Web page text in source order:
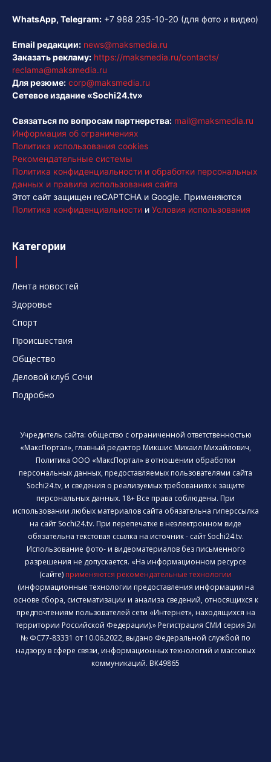
WhatsApp, Telegram: +7 988 235-10-20 (для фото и видео)
Email редакции: news@maksmedia.ru
Заказать рекламу: https://maksmedia.ru/contacts/
reclama@maksmedia.ru
Для резюме: corp@maksmedia.ru
Сетевое издание «Sochi24.tv»
Связаться по вопросам партнерства: mail@maksmedia.ru
Информация об ограничениях
Политика использования cookies
Рекомендательные системы
Политика конфиденциальности и обработки персональных
данных и правила использования сайта
Этот сайт защищен reCAPTCHA и Google. Применяются
Политика конфиденциальности и Условия использования
Категории
Лента новостей
Здоровье
Спорт
Происшествия
Общество
Деловой клуб Сочи
Подробно
Учредитель сайта: общество с ограниченной ответственностью
«МаксПортал», главный редактор Микшис Михаил Михайлович,
Политика ООО «МаксПортал» в отношении обработки
персональных данных, предоставляемых пользователями сайта
Sochi24.tv, и сведения о реализуемых требованиях к защите
персональных данных. 18+ Все права соблюдены. При
использовании любых материалов сайта обязательна гиперссылка
на сайт Sochi24.tv. При перепечатке в неэлектронном виде
обязательна текстовая ссылка на источник - сайт Sochi24.tv.
Использование фото- и видеоматериалов без письменного
разрешения не допускается. «На информационном ресурсе
(сайте) применяются рекомендательные технологии
(информационные технологии предоставления информации на
основе сбора, систематизации и анализа сведений, относящихся к
предпочтениям пользователей сети «Интернет», находящихся на
территории Российской Федерации).» Регистрация СМИ серия Эл
№ ФС77-83331 от 10.06.2022, выдано Федеральной службой по
надзору в сфере связи, информационных технологий и массовых
коммуникаций. ВК49865